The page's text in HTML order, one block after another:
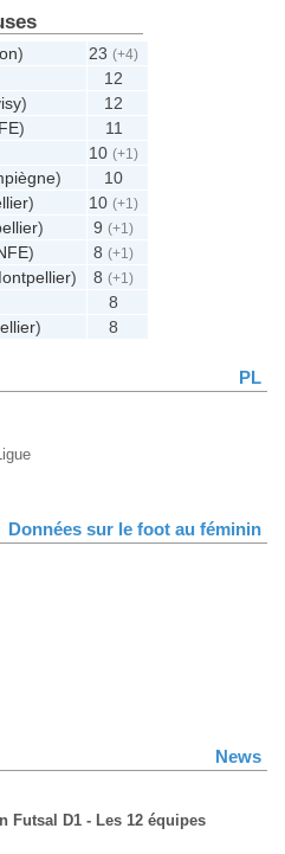
) 23(+4)
12
)
12
)
11
10(+1)
)
10
) 10(+1)
) 9(+1)
) 8(+1)
) 8(+1)
8
) 8
PL
Données sur le foot au féminin
News
Futsal D1 - Les 12 équipes